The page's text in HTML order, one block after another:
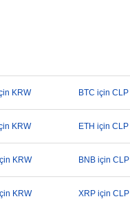
KRW BTC için CLP
KRW ETH için CLP
KRW BNB için CLP
KRW XRP için CLP